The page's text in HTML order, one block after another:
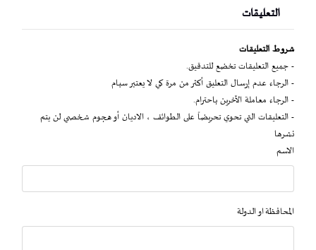
التعليقات
شروط التعليقات
- جميع التعليقات تخضع للتدقيق.
- الرجاء عدم إرسال التعليق أكثر من مرة كي لا يعتبر سبام
- الرجاء معاملة الآخرين باحترام.
- التعليقات التي تحوي تحريضاً على الطوائف ، الاديان أو هجوم شخصي لن يتم
نشرها
الاسم
المحافظة او الدولة